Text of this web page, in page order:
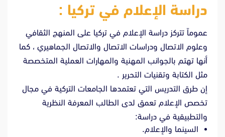
دراسة الإعلام في تركيا :
عموماً تتركز دراسة الإعلام في تركيا على المنهج الثقافي
وعلوم الاتصال ودراسات الاتصال والاتصال الجماهيري ، كما
أنها تهتم بالجوانب المهنية والمهارات العملية المتخصصة
مثل الكتابة وتقنيات التحرير .
إن طرق التدريس التي تعتمدها الجامعات التركية في مجال
تخصص الإعلام تعمق لدى الطالب المعرفة النظرية
والتطبيقية في دراسة:
السينما والإعلام.